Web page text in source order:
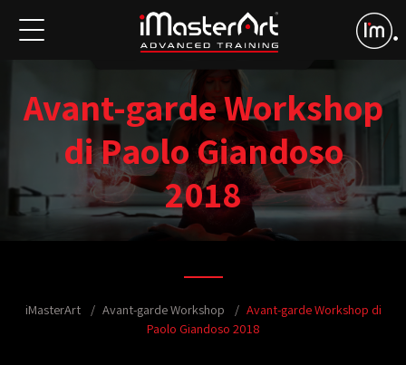
Avant-garde Workshop
di Paolo Giandoso
2018
iMasterArt Avant-garde Workshop
Avant-garde Workshop di
Paolo Giandoso 2018